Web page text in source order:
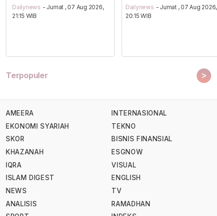
Dailynews - Jumat , 07 Aug 2026,
21:15 WIB
Dailynews - Jumat , 07 Aug 2026,
20:15 WIB
Terpopuler >
AMEERA
EKONOMI SYARIAH
SKOR
KHAZANAH
IQRA
ISLAM DIGEST
NEWS
ANALISIS
INTERNASIONAL
TEKNO
BISNIS FINANSIAL
ESGNOW
VISUAL
ENGLISH
TV
RAMADHAN